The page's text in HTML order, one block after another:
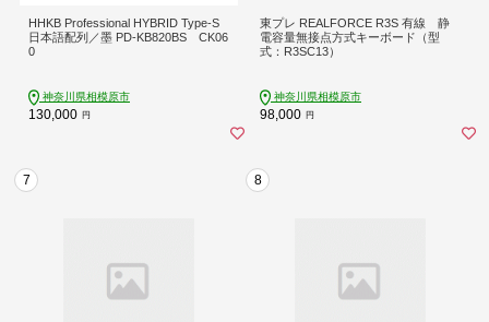
HHKB Professional HYBRID Type-S
日本語配列／墨 PD-KB820BS CK06
0
神奈川県相模原市
130,000 円
東プレ REALFORCE R3S 有線 静
電容量無接点方式キーボード（型
式：R3SC13）
神奈川県相模原市
98,000 円
7 8